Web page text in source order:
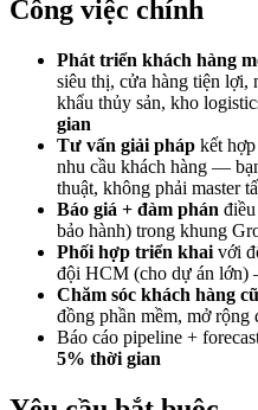
Công việc chính
Phát triển khách hàng
siêu thị, cửa hàng tiện lợi,
khẩu thủy sản, kho
gian
Tư vấn giải pháp kết
nhu cầu khách hàng —
thuật, không phải master
Báo giá + đàm phán
bảo hành) trong khung
Phối hợp triển khai với
đội HCM (cho dự án
Chăm sóc khách hàng cũ
đồng phần mềm, mở
Báo cáo pipeline +
5% thời gian